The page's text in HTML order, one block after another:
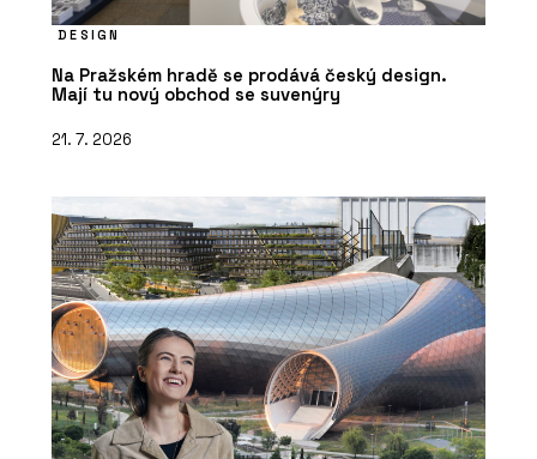
DESIGN
Na Pražském hradě se prodává český design.
Mají tu nový obchod se suvenýry
21. 7. 2026